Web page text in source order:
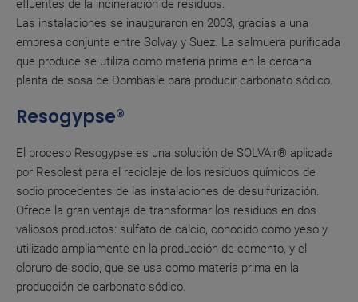
efluentes de la incineración de residuos.
Las instalaciones se inauguraron en 2003, gracias a una
empresa conjunta entre Solvay y Suez. La salmuera purificada
que produce se utiliza como materia prima en la cercana
planta de sosa de Dombasle para producir carbonato sódico.
Resogypse®
El proceso Resogypse es una solución de SOLVAir® aplicada
por Resolest para el reciclaje de los residuos químicos de
sodio procedentes de las instalaciones de desulfurización.
Ofrece la gran ventaja de transformar los residuos en dos
valiosos productos: sulfato de calcio, conocido como yeso y
utilizado ampliamente en la producción de cemento, y el
cloruro de sodio, que se usa como materia prima en la
producción de carbonato sódico.